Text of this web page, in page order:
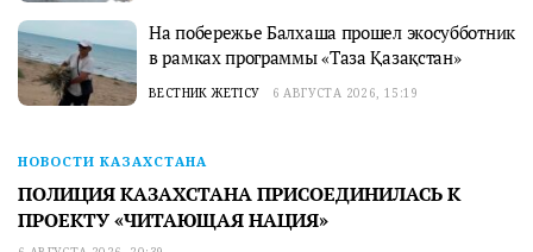
На побережье Балхаша прошел экосубботник
в рамках программы «Таза Қазақстан»
ВЕСТНИК ЖЕТІСУ 6 АВГУСТА 2026, 15:19
НОВОСТИ КАЗАХСТАНА
ПОЛИЦИЯ КАЗАХСТАНА ПРИСОЕДИНИЛАСЬ К
ПРОЕКТУ «ЧИТАЮЩАЯ НАЦИЯ»